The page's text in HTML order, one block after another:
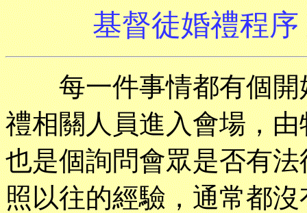
基督徒婚禮程
每一件事情都有個開
禮相關人員進入會場，
也是個詢問會眾是否有
照以往的經驗，通常都